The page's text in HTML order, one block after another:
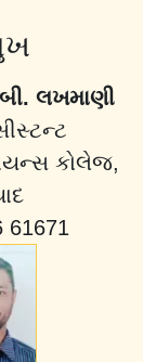
લખમાણી
કોલેજ,
61671